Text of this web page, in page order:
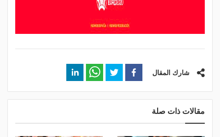
شارك المقال
مقالات ذات صلة